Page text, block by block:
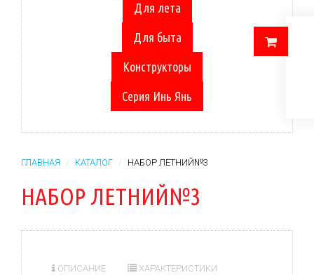
Для лета
Для быта
Конструкторы
Серия Инь Янь
ГЛАВНАЯ КАТАЛОГ НАБОР ЛЕТНИЙ№3
НАБОР ЛЕТНИЙ№3
ОПИСАНИЕ ХАРАКТЕРИСТИКИ